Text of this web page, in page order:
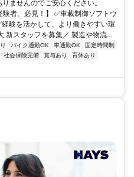
ませんのでご安心ください。
験者、必見！】 ✅車載制御ソフトウ
験を活かして、より働きやすい環
新スタッフを募集／ 製造や物流...
バイク通勤OK 車通勤OK
固定時間制
社会保険完備 賞与あり
育休あり